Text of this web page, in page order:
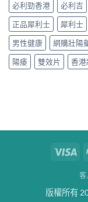
必利勁香港
必利吉
正品犀利士
犀利士
男性健康
網購壯陽
陽痿
雙效片 香港
客
版權所有